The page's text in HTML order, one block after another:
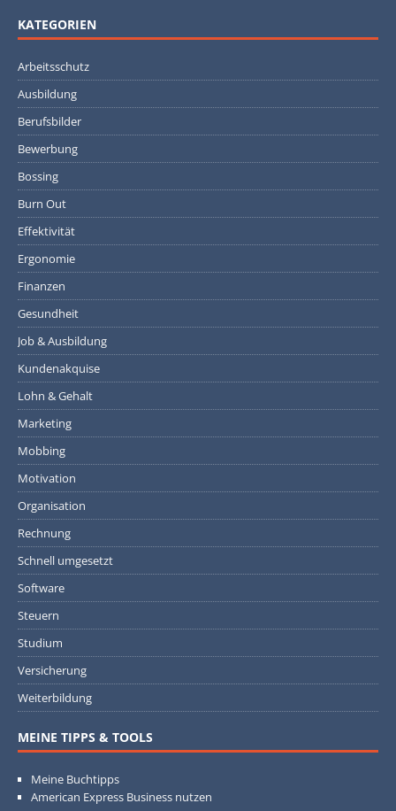
KATEGORIEN
Arbeitsschutz
Ausbildung
Berufsbilder
Bewerbung
Bossing
Burn Out
Effektivität
Ergonomie
Finanzen
Gesundheit
Job & Ausbildung
Kundenakquise
Lohn & Gehalt
Marketing
Mobbing
Motivation
Organisation
Rechnung
Schnell umgesetzt
Software
Steuern
Studium
Versicherung
Weiterbildung
MEINE TIPPS & TOOLS
Meine Buchtipps
American Express Business nutzen